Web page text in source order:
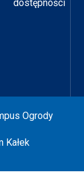
dostępności
Ogrody
Kałek